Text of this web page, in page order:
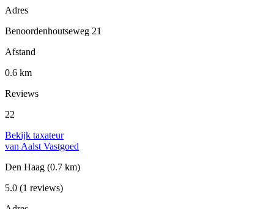
Adres
Benoordenhoutseweg 21
Afstand
0.6 km
Reviews
22
Bekijk taxateur
van Aalst Vastgoed
Den Haag (0.7 km)
5.0 (1 reviews)